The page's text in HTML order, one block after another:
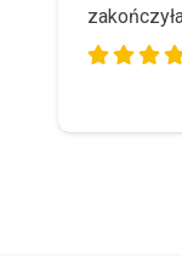
zbiórki